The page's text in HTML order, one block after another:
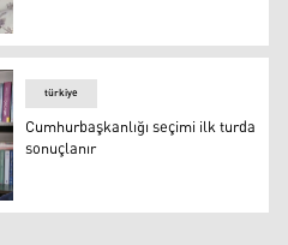
türkiye
Cumhurbaşkanlığı seçimi ilk turda
sonuçlanır